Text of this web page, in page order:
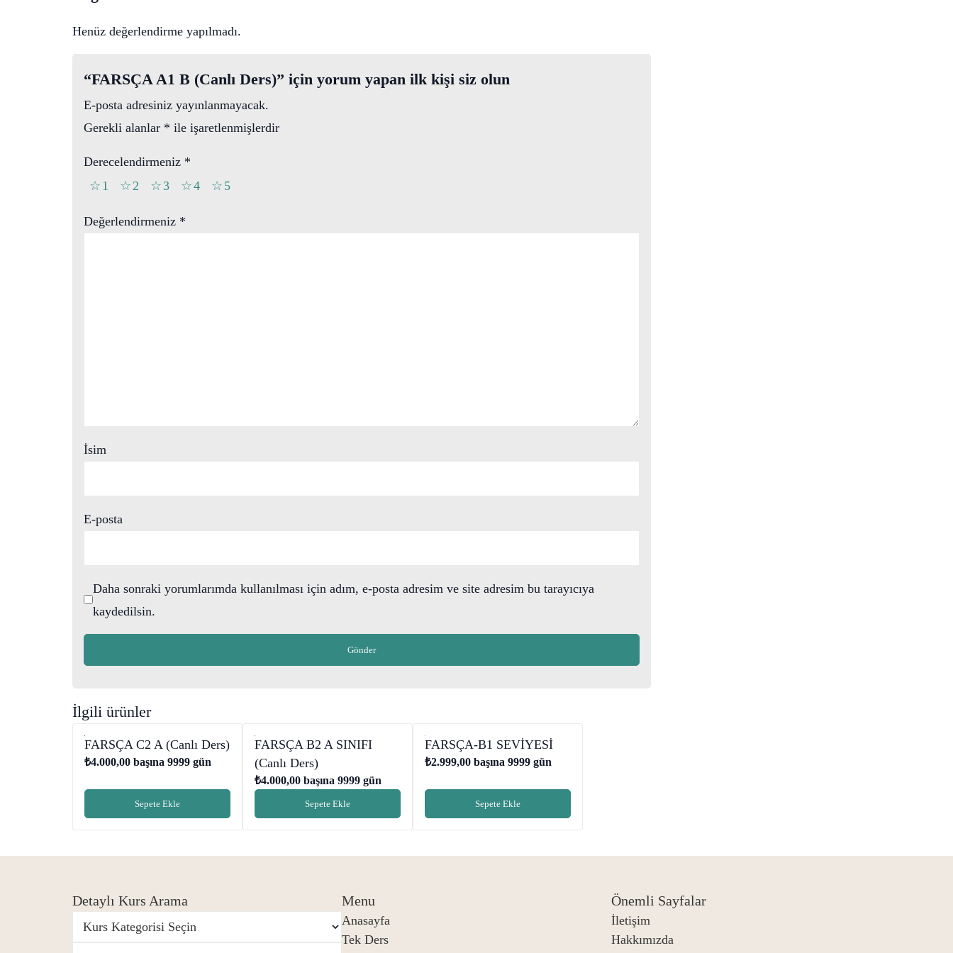
Henüz değerlendirme yapılmadı.
“FARSÇA A1 B (Canlı Ders)” için yorum yapan ilk kişi siz olun
E-posta adresiniz yayınlanmayacak.
Gerekli alanlar * ile işaretlenmişlerdir
Derecelendirmeniz *
1
2 3 4 5
Değerlendirmeniz *
İsim
E-posta
Daha sonraki yorumlarımda kullanılması için adım, e-posta adresim ve site adresim bu tarayıcıya
kaydedilsin.
İlgili ürünler
FARSÇA C2 A (Canlı Ders)
₺4.000,00 başına 9999 gün
Sepete Ekle
FARSÇA B2 A SINIFI
(Canlı Ders)
₺4.000,00 başına 9999 gün
Sepete Ekle
FARSÇA-B1 SEVİYESİ
₺2.999,00 başına 9999 gün
Sepete Ekle
Detaylı Kurs Arama Menu
Anasayfa
Tek Ders
Önemli Sayfalar
İletişim
Hakkımızda